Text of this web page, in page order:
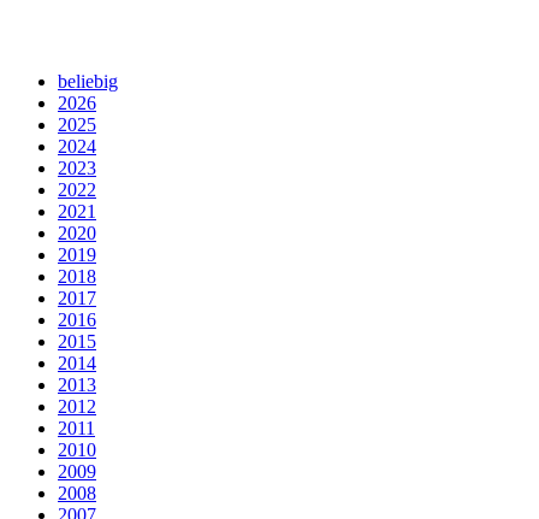
beliebig
2026
2025
2024
2023
2022
2021
2020
2019
2018
2017
2016
2015
2014
2013
2012
2011
2010
2009
2008